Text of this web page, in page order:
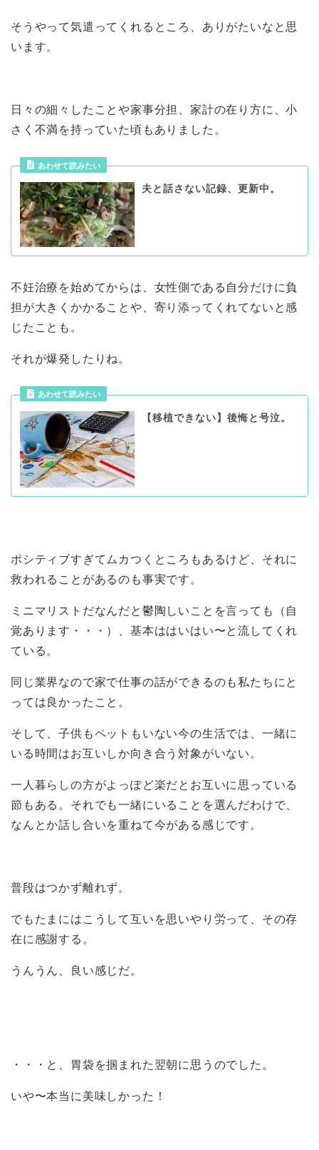
そうやって気遣ってくれるところ、ありがたいなと思
います。
日々の細々したことや家事分担、家計の在り方に、小
さく不満を持っていた頃もありました。
夫と話さない記録、更新中。
不妊治療を始めてからは、女性側である自分だけに負
担が大きくかかることや、寄り添ってくれてないと感
じたことも。
それが爆発したりね。
【移植できない】後悔と号泣。
ポシティブすぎてムカつくところもあるけど、それに
救われることがあるのも事実です。
ミニマリストだなんだと鬱陶しいことを言っても（自
覚あります・・・）、基本ははいはい〜と流してくれ
ている。
同じ業界なので家で仕事の話ができるのも私たちにと
っては良かったこと。
そして、子供もペットもいない今の生活では、一緒に
いる時間はお互いしか向き合う対象がいない。
一人暮らしの方がよっぽど楽だとお互いに思っている
節もある。それでも一緒にいることを選んだわけで、
なんとか話し合いを重ねて今がある感じです。
普段はつかず離れず。
でもたまにはこうして互いを思いやり労って、その存
在に感謝する。
うんうん、良い感じだ。
・・・と、胃袋を掴まれた翌朝に思うのでした。
いや〜本当に美味しかった！